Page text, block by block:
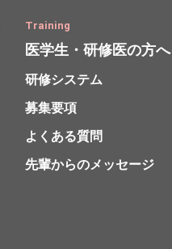
Training
医学生・研修医の方へ
研修システム
募集要項
よくある質問
先輩からのメッセージ